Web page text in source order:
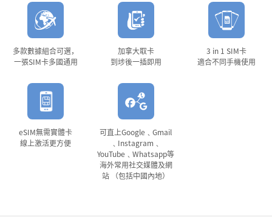
多款數據組合可選，
一張SIM卡多國通用
加拿大取卡
到埗後一插即用
3 in 1 SIM卡
適合不同手機使用
eSIM無需實體卡
線上激活更方便
可直上Google﹑Gmail
﹑Instagram﹑
YouTube﹑Whatsapp等
海外常用社交媒體及網
站 （包括中國內地）